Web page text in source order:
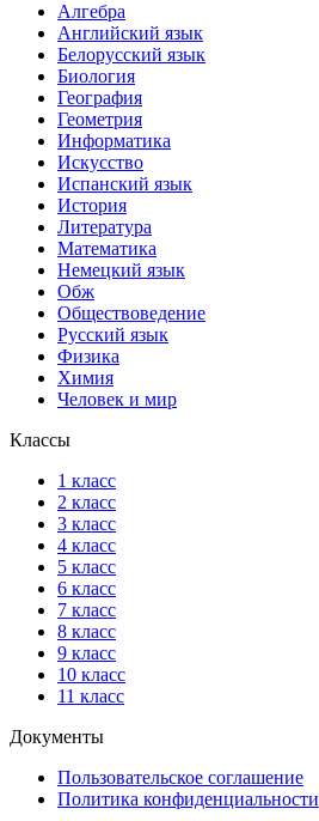
Алгебра
Английский язык
Белорусский язык
Биология
География
Геометрия
Информатика
Искусство
Испанский язык
История
Литература
Математика
Немецкий язык
Обж
Обществоведение
Русский язык
Физика
Химия
Человек и мир
Классы
1 класс
2 класс
3 класс
4 класс
5 класс
6 класс
7 класс
8 класс
9 класс
10 класс
11 класс
Документы
Пользовательское соглашение
Политика конфиденциальности